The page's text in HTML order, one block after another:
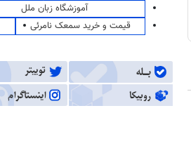
آموزشگاه زبان ملل
قیمت و خرید سمعک نامرئی